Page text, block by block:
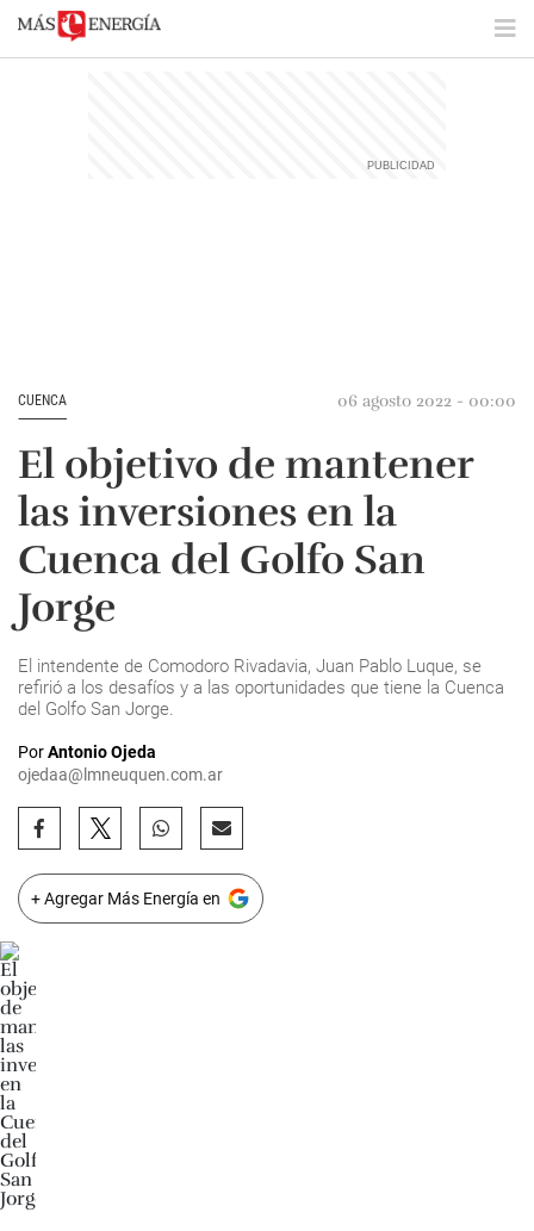
CUENCA 06 agosto 2022 - 00:00
El objetivo de mantener
las inversiones en la
Cuenca del Golfo San
Jorge
El intendente de Comodoro Rivadavia, Juan Pablo Luque, se
refirió a los desafíos y a las oportunidades que tiene la Cuenca
del Golfo San Jorge.
PorAntonio Ojeda
ojedaa@lmneuquen.com.ar
+ Agregar Más Energía en